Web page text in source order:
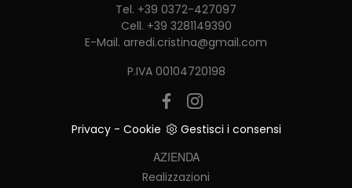
Tel. +39 0372-427097
Cell. +39 3281149390
E-Mail. arredi.cristina@gmail.com
P.IVA 00104720198
Privacy- Cookie
Gestisci i consensi
AZIENDA
Realizzazioni